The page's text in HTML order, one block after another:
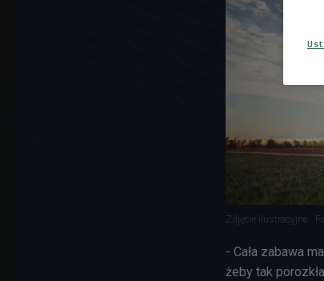
Zdjęcie ilustracyjne
- Cała zabawa
żeby tak